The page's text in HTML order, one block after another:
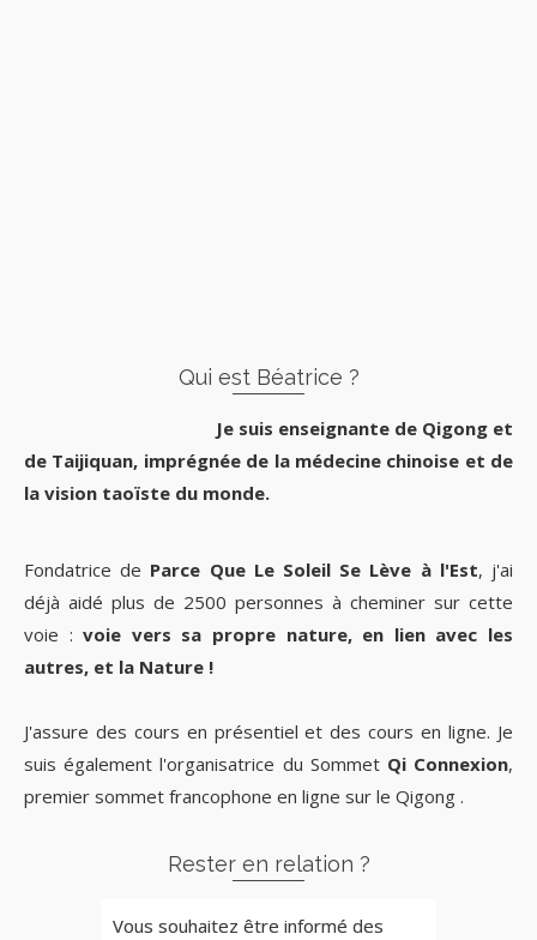
Qui est Béatrice ?
Je suis enseignante de Qigong et
de Taijiquan, imprégnée de la médecine chinoise et de
la vision taoïste du monde.
Fondatrice de Parce Que Le Soleil Se Lève à l'Est, j'ai
déjà aidé plus de 2500 personnes à cheminer sur cette
voie :voie vers sa propre nature, en lien avec les
autres, et la Nature !
J'assure des cours en présentiel et des cours en ligne. Je
suis également l'organisatrice du Sommet Qi Connexion,
premier sommet francophone en ligne sur le Qigong .
Rester en relation ?
Vous souhaitez être informé des